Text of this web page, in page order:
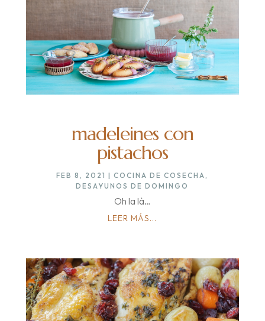
madeleines con
pistachos
FEB 8, 2021 |COCINA DE COSECHA
DESAYUNOS DE DOMINGO
Oh la là…
LEER MÁS...